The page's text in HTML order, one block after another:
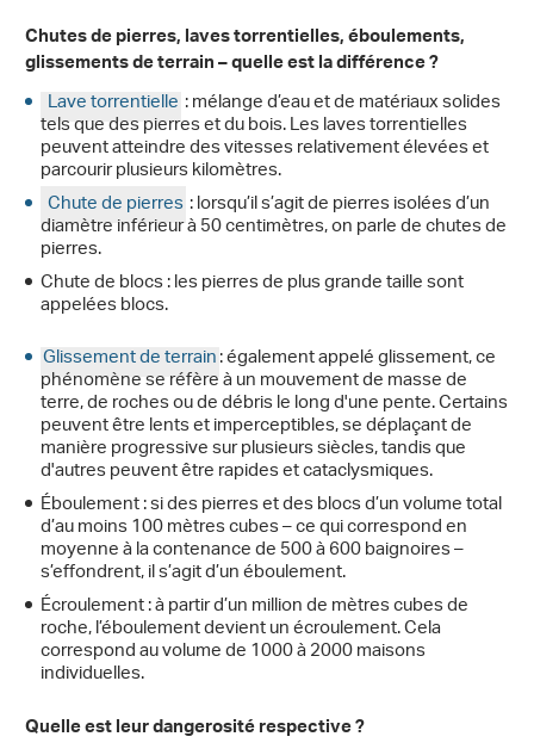
Chutes de pierres, laves torrentielles, éboulements,
glissements de terrain – quelle est la différence ?
Lave torrentielle : mélange d’eau et de matériaux solides
tels que des pierres et du bois. Les laves torrentielles
peuvent atteindre des vitesses relativement élevées et
parcourir plusieurs kilomètres.
Chute de pierres: lorsqu’il s’agit de pierres isolées d’un
diamètre inférieur à 50 centimètres, on parle de chutes de
pierres.
Chute de blocs : les pierres de plus grande taille sont
appelées blocs.
Glissement de terrain: également appelé glissement, ce
phénomène se réfère à un mouvement de masse de
terre, de roches ou de débris le long d'une pente. Certains
peuvent être lents et imperceptibles, se déplaçant de
manière progressive sur plusieurs siècles, tandis que
d'autres peuvent être rapides et cataclysmiques.
Éboulement : si des pierres et des blocs d’un volume total
d’au moins 100 mètres cubes – ce qui correspond en
moyenne à la contenance de 500 à 600 baignoires –
s’effondrent, il s’agit d’un éboulement.
Écroulement : à partir d’un million de mètres cubes de
roche, l’éboulement devient un écroulement. Cela
correspond au volume de 1000 à 2000 maisons
individuelles.
Quelle est leur dangerosité respective ?